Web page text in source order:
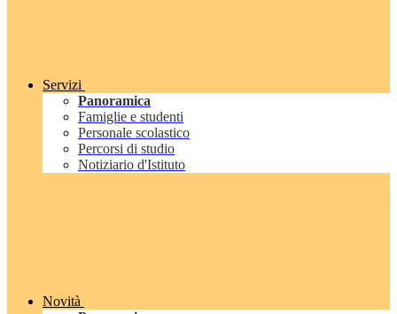
Servizi
Panoramica
Famiglie e studenti
Personale scolastico
Percorsi di studio
Notiziario d'Istituto
Novità